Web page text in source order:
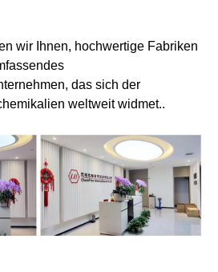
wir Ihnen, hochwertige Fabriken
das sich der
weltweit widmet..